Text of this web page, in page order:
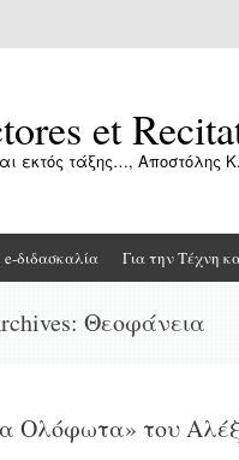
et
εκτός τάξης…, Αποστόλης
e-διδασκαλία Για την Τέχνη
Θεοφάνεια
Ολόφωτα» του